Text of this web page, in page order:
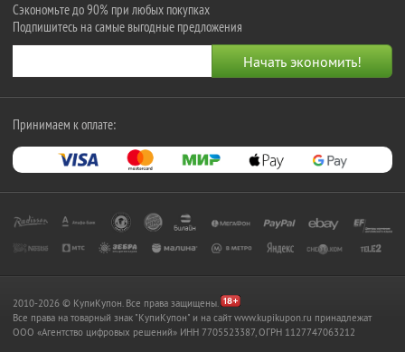
Сэкономьте до 90% при любых покупках
Подпишитесь на самые выгодные предложения
Принимаем к оплате:
2010-2026 © КупиКупон. Все права защищены.
Все права на товарный знак "КупиКупон" и на сайт www.kupikupon.ru принадлежат
OOO «Агентство цифровых решений» ИНН 7705523387, ОГРН 1127747063212